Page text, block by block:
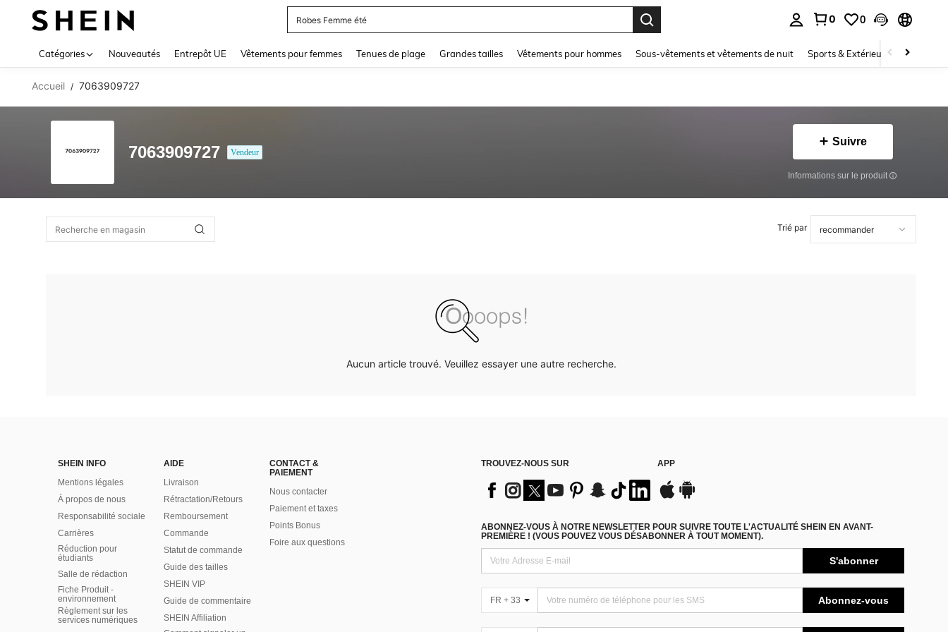
Robes Femme été
0 0
Catégories Nouveautés Entrepôt UE Vêtements pour femmes Tenues de plage Grandes tailles Vêtements pour hommes Sous-vêtements et vêtements de nuit Sports & Extérieur Enfants
Accueil / 7063909727
7063909727 Vendeur
Suivre
Informations sur le produit
Trié par
Aucun article trouvé. Veuillez essayer une autre recherche.
SHEIN INFO
Mentions légales
À propos de nous
Responsabilité sociale
Carrières
Réduction pour
étudiants
Salle de rédaction
Fiche Produit -
environnement
Règlement sur les
services numériques
AIDE
Livraison
Rétractation/Retours
Remboursement
Commande
Statut de commande
Guide des tailles
SHEIN VIP
Guide de commentaire
SHEIN Affiliation
CONTACT &
PAIEMENT
Nous contacter
Paiement et taxes
Points Bonus
Foire aux questions
TROUVEZ-NOUS SUR APP
ABONNEZ-VOUS À NOTRE NEWSLETTER POUR SUIVRE TOUTE L'ACTUALITÉ SHEIN EN AVANT-
PREMIÈRE ! (VOUS POUVEZ VOUS DÉSABONNER À TOUT MOMENT).
S'abonner
FR + 33 Abonnez-vous